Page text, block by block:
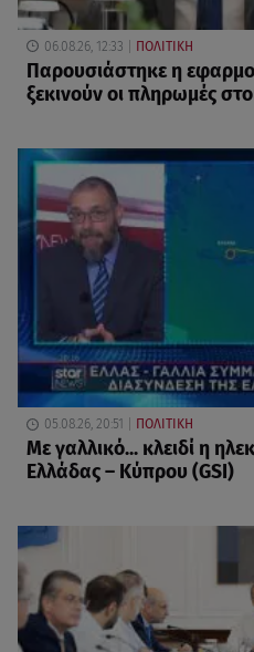
06.08.26, 12:33 ΠΟΛΙΤΙΚΗ
Παρουσιάστηκε η
ξεκινούν οι πληρωμές
05.08.26, 20:51 ΠΟΛΙΤΙΚΗ
Με γαλλικό... κλειδί η
Ελλάδας – Κύπρου (GSI)